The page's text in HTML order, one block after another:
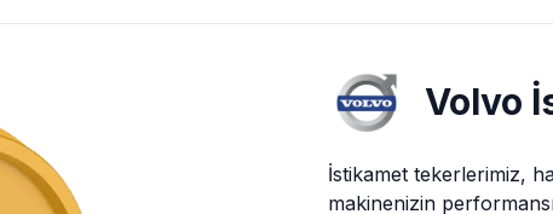
Volvo
İstikamet tekerlerimiz,
makinenizin